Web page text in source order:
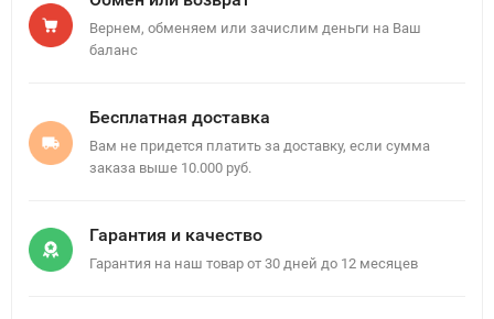
Вернем, обменяем или зачислим деньги на Ваш
баланс
Бесплатная доставка
Вам не придется платить за доставку, если сумма
заказа выше 10.000 руб.
Гарантия и качество
Гарантия на наш товар от 30 дней до 12 месяцев